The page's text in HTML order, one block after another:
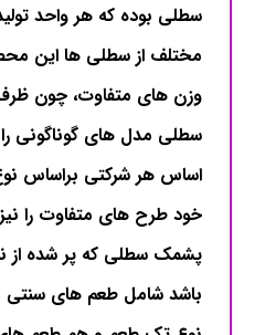
سطلی بوده که هر واحد
مختلف از سطلی ها این
وزن های متفاوت، چون
سطلی مدل های گوناگونی را
اساس هر شرکتی براساس
خود طرح های متفاوت را
پشمک سطلی که پر شده از
باشد شامل طعم های سنتی